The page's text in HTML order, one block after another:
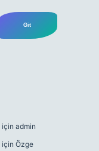
için admin
için Özge